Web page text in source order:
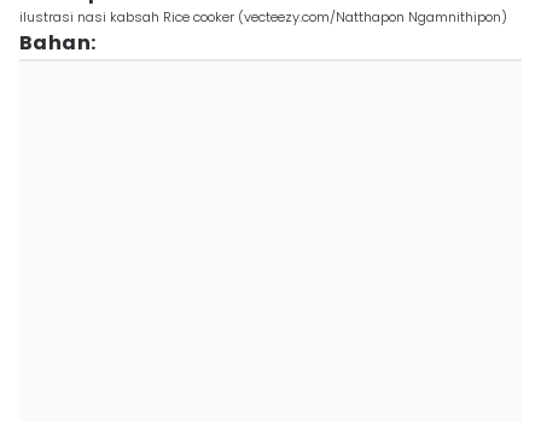
ilustrasi nasi kabsah Rice cooker (vecteezy.com/Natthapon Ngamnithipon)
Bahan: